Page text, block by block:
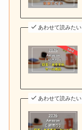
あわせて読みたい
あわせて読みたい